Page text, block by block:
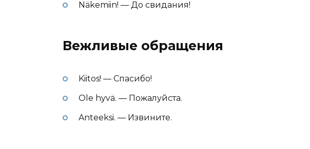
Näkemiin! — До свидания!
Вежливые обращения
Kiitos! — Спасибо!
Ole hyvä. — Пожалуйста.
Anteeksi. — Извините.